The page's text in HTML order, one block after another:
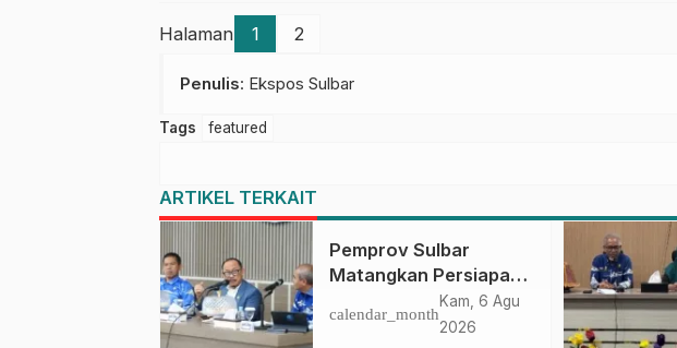
Halaman 1 2
Penulis: Ekspos Sulbar
Tags featured
ARTIKEL TERKAIT
Pemprov Sulbar
Matangkan Persiapan
HUT Ke-81 RI, Puncak
Upacara di Lapangan
calendar_month
Kam, 6 Agu
2026